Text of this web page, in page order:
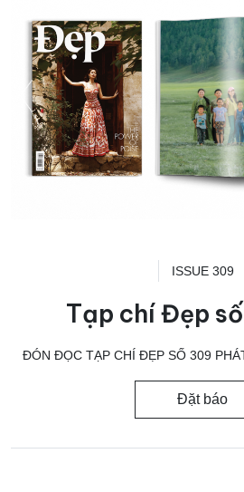
ISSUE 309
Tạp chí Đẹp
ĐÓN ĐỌC TẠP CHÍ ĐẸP SỐ 309
Đặt báo